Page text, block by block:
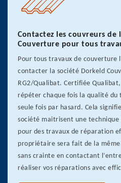
Contactez les couvreurs de
Couverture pour tous
Pour tous travaux de couverture
contacter la société Dorkeld
RG2/Qualibat. Certifiée
répéter chaque fois la qualité du
seule fois par hasard. Cela
société maitrisent une
pour des travaux de réparation
propriétaire sera fait de la
sans crainte en contactant
réaliser vos réparations avec